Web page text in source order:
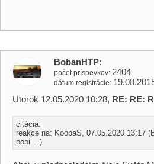
BobanHTP
počet príspevkov 2404
dátum registrácie
Utorok 12.05.2020 10:28, RE: RE:
citácia:
reakce na: KoobaS, 07.05.2020 13:17
popi ...)